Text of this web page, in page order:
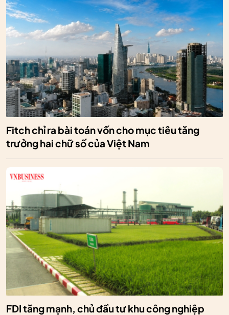
Fitch chỉ ra bài toán vốn cho mục tiêu tăng
trưởng hai chữ số của Việt Nam
FDI tăng mạnh, chủ đầu tư khu công nghiệp